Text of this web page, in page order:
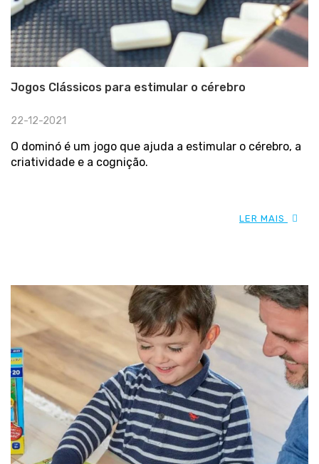
Jogos Clássicos para estimular o cérebro
22-12-2021
O dominó é um jogo que ajuda a estimular o cérebro, a
criatividade e a cognição.
LER MAIS